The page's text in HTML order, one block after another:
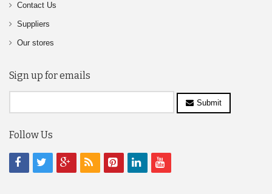
Contact Us
Suppliers
Our stores
Sign up for emails
Submit
Follow Us